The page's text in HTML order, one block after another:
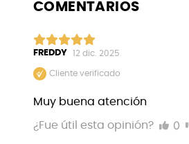
COMENTARIOS
FREDDY 12 dic. 2025
Cliente verificado
Muy buena atención
¿Fue útil esta opinión? 0